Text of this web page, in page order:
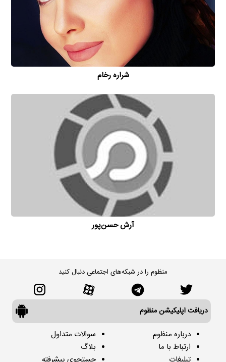
شراره رخام
آرش حسن‌پور
منظوم را در شبکه‌های اجتماعی دنبال کنید
دریافت اپلیکیشن منظوم
درباره منظوم
ارتباط با ما
سوالات متداول
بلاگ